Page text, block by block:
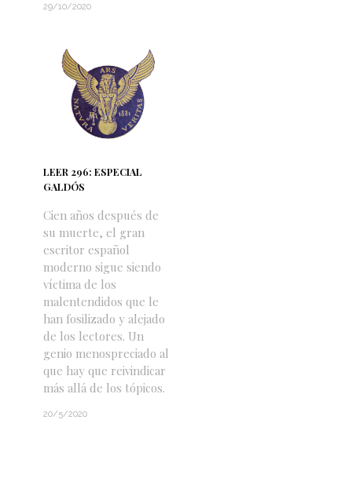
29/10/2020
LEER 296: ESPECIAL
GALDÓS
Cien años después de
su muerte, el gran
escritor español
moderno sigue siendo
víctima de los
malentendidos que le
han fosilizado y alejado
de los lectores. Un
genio menospreciado al
que hay que reivindicar
más allá de los tópicos.
20/5/2020